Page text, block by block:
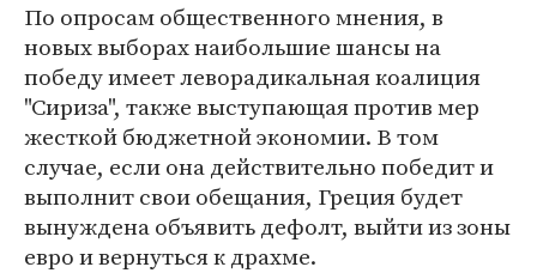
По опросам общественного мнения, в
новых выборах наибольшие шансы на
победу имеет леворадикальная коалиция
"Сириза", также выступающая против мер
жесткой бюджетной экономии. В том
случае, если она действительно победит и
выполнит свои обещания, Греция будет
вынуждена объявить дефолт, выйти из зоны
евро и вернуться к драхме.